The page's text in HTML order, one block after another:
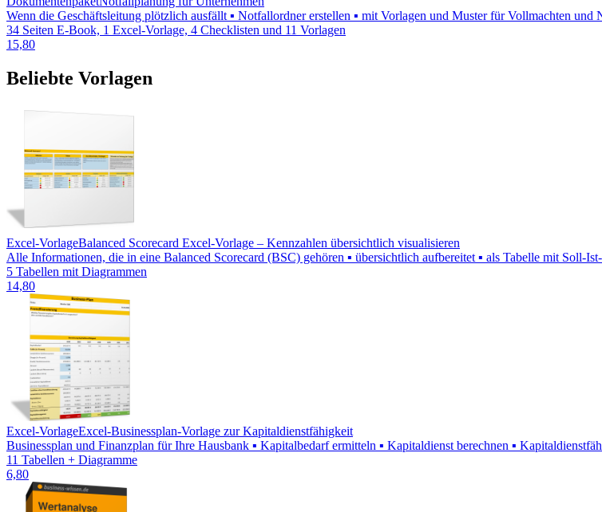
Wenn die Geschäftsleitung plötzlich ausfällt ▪ Notfallordner erstellen ▪ mit Vorlagen und Muster für Vollmachten und
34 Seiten E-Book, 1 Excel-Vorlage, 4 Checklisten und 11 Vorlagen
15,80
Beliebte Vorlagen
Excel-VorlageBalanced Scorecard Excel-Vorlage – Kennzahlen übersichtlich visualisieren
Alle Informationen, die in eine Balanced Scorecard (BSC) gehören ▪ übersichtlich aufbereitet ▪ als Tabelle mit Soll-
5 Tabellen mit Diagrammen
14,80
Excel-VorlageExcel-Businessplan-Vorlage zur Kapitaldienstfähigkeit
Businessplan und Finanzplan für Ihre Hausbank ▪ Kapitalbedarf ermitteln ▪ Kapitaldienst berechnen ▪
11 Tabellen + Diagramme
6,80